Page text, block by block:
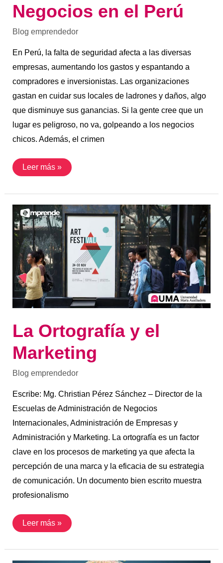
Negocios en el Perú
Blog emprendedor
En Perú, la falta de seguridad afecta a las diversas
empresas, aumentando los gastos y espantando a
compradores e inversionistas. Las organizaciones
gastan en cuidar sus locales de ladrones y daños, algo
que disminuye sus ganancias. Si la gente cree que un
lugar es peligroso, no va, golpeando a los negocios
chicos. Además, el crimen
Leer más »
La Ortografía y el
Marketing
Blog emprendedor
Escribe: Mg. Christian Pérez Sánchez – Director de la
Escuelas de Administración de Negocios
Internacionales, Administración de Empresas y
Administración y Marketing. La ortografía es un factor
clave en los procesos de marketing ya que afecta la
percepción de una marca y la eficacia de su estrategia
de comunicación. Un documento bien escrito muestra
profesionalismo
La
Ortografía
y
el
Marketing
Leer más »